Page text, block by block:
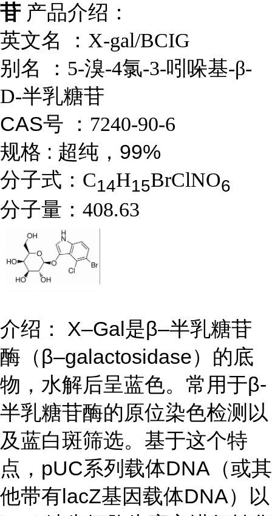
苷 产品介绍：
英文名 ： X-gal/BCIG
别名 ： 5-溴-4氯-3-吲哚基-β-
D-半乳糖苷
CAS号 ： 7240-90-6
规格 : 超纯，99%
分子式： C14H15BrClNO6
分子量： 408.63
介绍： X–Gal是β–半乳糖苷
酶（β–galactosidase）的底
物，水解后呈蓝色。常用于β-
半乳糖苷酶的原位染色检测以
及蓝白斑筛选。基于这个特
点，pUC系列载体DNA（或其
他带有lacZ基因载体DNA）以